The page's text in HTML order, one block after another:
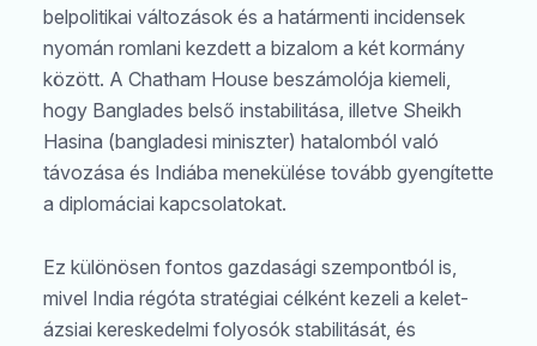
belpolitikai változások és a határmenti incidensek
nyomán romlani kezdett a bizalom a két kormány
között. A Chatham House beszámolója kiemeli,
hogy Banglades belső instabilitása, illetve Sheikh
Hasina (bangladesi miniszter) hatalomból való
távozása és Indiába menekülése tovább gyengítette
a diplomáciai kapcsolatokat.
Ez különösen fontos gazdasági szempontból is,
mivel India régóta stratégiai célként kezeli a kelet-
ázsiai kereskedelmi folyosók stabilitását, és